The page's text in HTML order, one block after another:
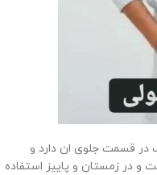
قسمت جلوی ان دارد و
در زمستان و پاییز استفاده